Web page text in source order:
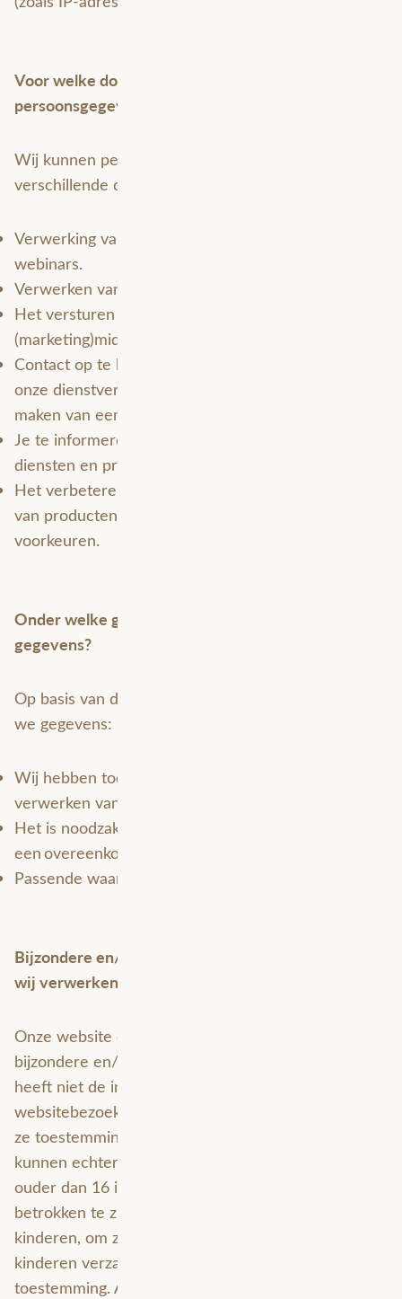
Voor welke doeleinden verwerken wij
persoonsgegevens?
Wij kunnen persoonsgegevens verzamelen voor
verschillende doeleinden:
Verwerking van gegevens voor trainingen, events en
webinars.
Verwerken van een contactaanvraag via de website.
Het versturen van een nieuwsbrief of andere
(marketing)middelen (per e-mail of telefonisch).
Contact op te kunnen nemen indien dit nodig is om
onze dienstverlening uit te kunnen voeren (zoals het
maken van een afspraak).
Je te informeren over (wijzigingen van) onze
diensten en producten (per e-mail of telefonisch).
Het verbeteren van de website en het aanbieden
van producten en diensten af te stemmen op jouw
voorkeuren.
Onder welke grondslag verwerken wij deze
gegevens?
Op basis van de volgende grondslagen verwerken
we gegevens:
Wij hebben toestemming ontvangen voor het
verwerken van de persoonsgegevens.
Het is noodzakelijk om gegevens te verwerken om
een overeenkomst uit te voeren.
Passende waarborgen.
Bijzondere en/of gevoelige persoonsgegevens die
wij verwerken
Onze website en/of dienst verwerkt geen
bijzondere en/of gevoelige persoonsgegevens. Het
heeft niet de intentie gegevens te verzamelen over
websitebezoekers die jonger zijn dan 16 jaar. Tenzij
ze toestemming hebben van ouders of voogd. We
kunnen echter niet controleren of een bezoeker
ouder dan 16 is. Wij raden ouders dan ook aan
betrokken te zijn bij de online activiteiten van hun
kinderen, om zo te voorkomen dat er gegevens over
kinderen verzameld worden zonder ouderlijke
toestemming. Als je er van overtuigd bent dat wij